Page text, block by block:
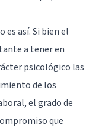
es así. Si bien el
a tener en
psicológico las
de los
el grado de
que